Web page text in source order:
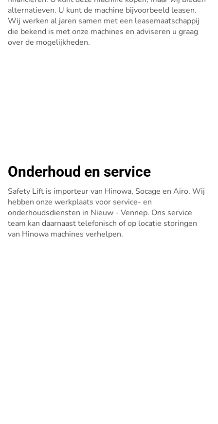
Onderhoud en service
Safety Lift is importeur van Hinowa, Socage en Airo. Wij
hebben onze werkplaats voor service- en
onderhoudsdiensten in Nieuw - Vennep. Ons service
team kan daarnaast telefonisch of op locatie storingen
van Hinowa machines verhelpen.
alternatieven. U kunt de machine bijvoorbeeld leasen.
Wij werken al jaren samen met een leasemaatschappij
die bekend is met onze machines en adviseren u graag
over de mogelijkheden.